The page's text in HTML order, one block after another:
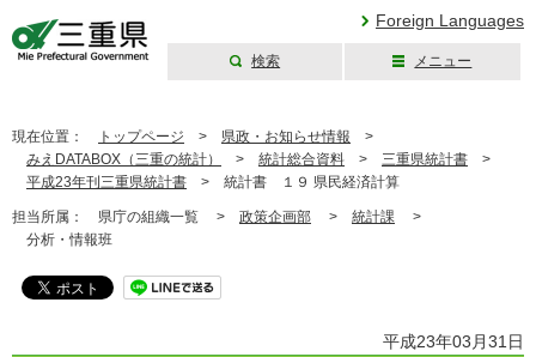
Foreign Languages
検索 メニュー
現在位置： トップページ > 県政・お知らせ情報 >
みえDATABOX（三重の統計）
> 統計総合資料 > 三重県統計書 >
平成23年刊三重県統計書 > 統計書 １９ 県民経済計算
担当所属： 県庁の組織一覧 > 政策企画部 > 統計課 >
分析・情報班
平成23年03月31日